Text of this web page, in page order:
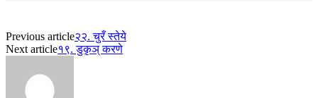
Previous article२२. चुरँ स्तेये
Next article१९. डुकृञ् करणे